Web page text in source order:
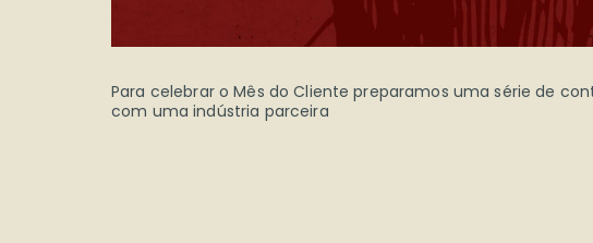
Para celebrar o Mês do Cliente preparamos uma série de
com uma indústria parceira